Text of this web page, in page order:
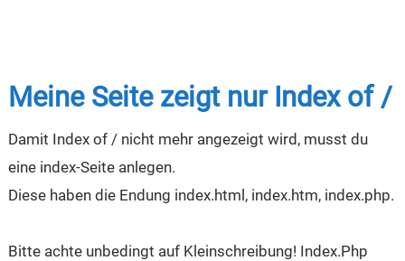
Meine Seite zeigt nur Index of /
Damit Index of / nicht mehr angezeigt wird, musst du
eine index-Seite anlegen.
Diese haben die Endung index.html, index.htm, index.php.
Bitte achte unbedingt auf Kleinschreibung! Index.Php